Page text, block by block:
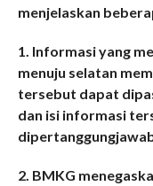
menjelaskan
1. Informasi yang
menuju selatan
tersebut dapat
dan isi informasi
2. BMKG